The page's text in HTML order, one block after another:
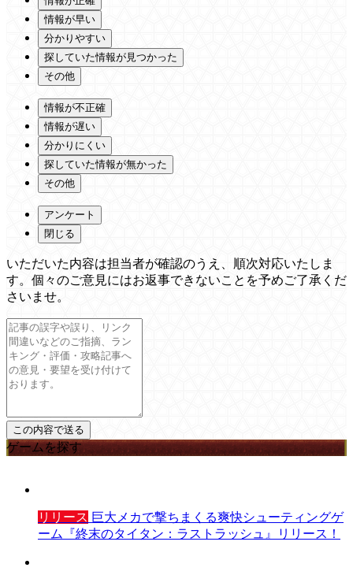
情報が早い
分かりやすい
探していた情報が見つかった
その他
情報が不正確
情報が遅い
分かりにくい
探していた情報が無かった
その他
アンケート
閉じる
いただいた内容は担当者が確認のうえ、順次対応いたしま
す。個々のご意見にはお返事できないことを予めご了承くだ
さいませ。
ゲームを探す
リリース 巨大メカで撃ちまくる爽快シューティングゲ
ーム『終末のタイタン：ラストラッシュ』リリース！